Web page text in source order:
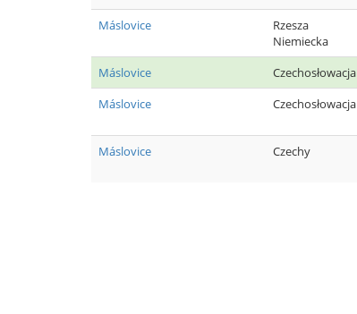
Máslovice
Rzesza
Niemiecka
Máslovice Czechosłowacja
Máslovice
Czechosłowacja
Máslovice Czechy